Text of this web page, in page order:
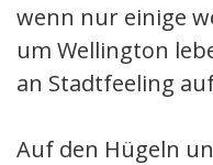
wenn nur einige
um Wellington
an Stadtfeeling
Auf den Hügeln